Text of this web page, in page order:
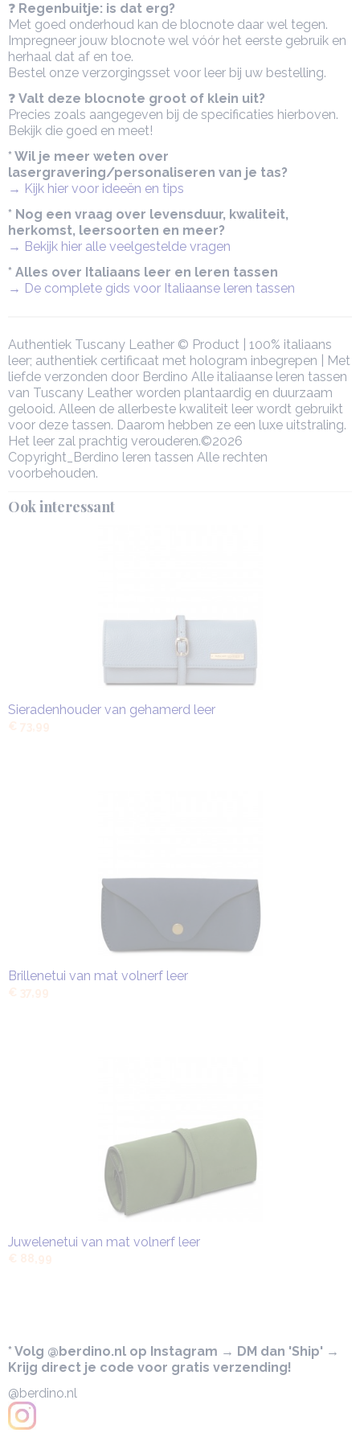
❓ Regenbuitje: is dat erg?
Met goed onderhoud kan de blocnote daar wel tegen.
Impregneer jouw blocnote wel vóór het eerste gebruik en
herhaal dat af en toe.
Bestel onze verzorgingsset voor leer bij uw bestelling.
❓ Valt deze blocnote groot of klein uit?
Precies zoals aangegeven bij de specificaties hierboven.
Bekijk die goed en meet!
* Wil je meer weten over
lasergravering/personaliseren van je tas?
→ Kijk hier voor ideeën en tips
* Nog een vraag over levensduur, kwaliteit,
herkomst, leersoorten en meer?
→ Bekijk hier alle veelgestelde vragen
* Alles over Italiaans leer en leren tassen
→ De complete gids voor Italiaanse leren tassen
Authentiek Tuscany Leather © Product | 100% italiaans
leer; authentiek certificaat met hologram inbegrepen | Met
liefde verzonden door Berdino Alle italiaanse leren tassen
van Tuscany Leather worden plantaardig en duurzaam
gelooid. Alleen de allerbeste kwaliteit leer wordt gebruikt
voor deze tassen. Daarom hebben ze een luxe uitstraling.
Het leer zal prachtig verouderen.©2026
Copyright_Berdino leren tassen Alle rechten
voorbehouden.
Ook interessant
Sieradenhouder van gehamerd leer
€ 73,99
Brillenetui van mat volnerf leer
€ 37,99
Juwelenetui van mat volnerf leer
€ 88,99
* Volg @berdino.nl op Instagram → DM dan 'Ship' →
Krijg direct je code voor gratis verzending!
@berdino.nl